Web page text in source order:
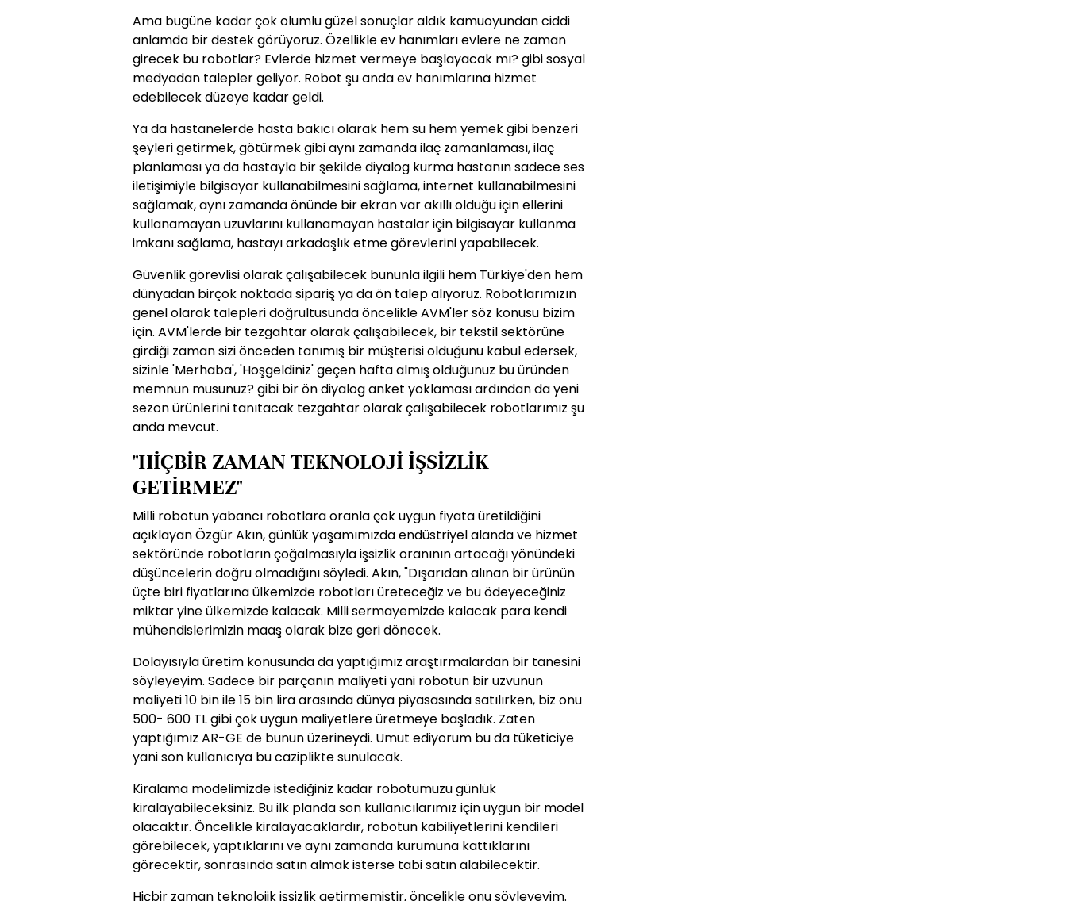
Ama bugüne kadar çok olumlu güzel sonuçlar aldık kamuoyundan ciddi
anlamda bir destek görüyoruz. Özellikle ev hanımları evlere ne zaman
girecek bu robotlar? Evlerde hizmet vermeye başlayacak mı? gibi sosyal
medyadan talepler geliyor. Robot şu anda ev hanımlarına hizmet
edebilecek düzeye kadar geldi.
Ya da hastanelerde hasta bakıcı olarak hem su hem yemek gibi benzeri
şeyleri getirmek, götürmek gibi aynı zamanda ilaç zamanlaması, ilaç
planlaması ya da hastayla bir şekilde diyalog kurma hastanın sadece ses
iletişimiyle bilgisayar kullanabilmesini sağlama, internet kullanabilmesini
sağlamak, aynı zamanda önünde bir ekran var akıllı olduğu için ellerini
kullanamayan uzuvlarını kullanamayan hastalar için bilgisayar kullanma
imkanı sağlama, hastayı arkadaşlık etme görevlerini yapabilecek.
Güvenlik görevlisi olarak çalışabilecek bununla ilgili hem Türkiye'den hem
dünyadan birçok noktada sipariş ya da ön talep alıyoruz. Robotlarımızın
genel olarak talepleri doğrultusunda öncelikle AVM'ler söz konusu bizim
için. AVM'lerde bir tezgahtar olarak çalışabilecek, bir tekstil sektörüne
girdiği zaman sizi önceden tanımış bir müşterisi olduğunu kabul edersek,
sizinle 'Merhaba', 'Hoşgeldiniz' geçen hafta almış olduğunuz bu üründen
memnun musunuz? gibi bir ön diyalog anket yoklaması ardından da yeni
sezon ürünlerini tanıtacak tezgahtar olarak çalışabilecek robotlarımız şu
anda mevcut.
"HİÇBİR ZAMAN TEKNOLOJİ İŞSİZLİK
GETİRMEZ"
Milli robotun yabancı robotlara oranla çok uygun fiyata üretildiğini
açıklayan Özgür Akın, günlük yaşamımızda endüstriyel alanda ve hizmet
sektöründe robotların çoğalmasıyla işsizlik oranının artacağı yönündeki
düşüncelerin doğru olmadığını söyledi. Akın, "Dışarıdan alınan bir ürünün
üçte biri fiyatlarına ülkemizde robotları üreteceğiz ve bu ödeyeceğiniz
miktar yine ülkemizde kalacak. Milli sermayemizde kalacak para kendi
mühendislerimizin maaş olarak bize geri dönecek.
Dolayısıyla üretim konusunda da yaptığımız araştırmalardan bir tanesini
söyleyeyim. Sadece bir parçanın maliyeti yani robotun bir uzvunun
maliyeti 10 bin ile 15 bin lira arasında dünya piyasasında satılırken, biz onu
500- 600 TL gibi çok uygun maliyetlere üretmeye başladık. Zaten
yaptığımız AR-GE de bunun üzerineydi. Umut ediyorum bu da tüketiciye
yani son kullanıcıya bu caziplikte sunulacak.
Kiralama modelimizde istediğiniz kadar robotumuzu günlük
kiralayabileceksiniz. Bu ilk planda son kullanıcılarımız için uygun bir model
olacaktır. Öncelikle kiralayacaklardır, robotun kabiliyetlerini kendileri
görebilecek, yaptıklarını ve aynı zamanda kurumuna kattıklarını
görecektir, sonrasında satın almak isterse tabi satın alabilecektir.
Hiçbir zaman teknolojik işsizlik getirmemiştir, öncelikle onu söyleyeyim.